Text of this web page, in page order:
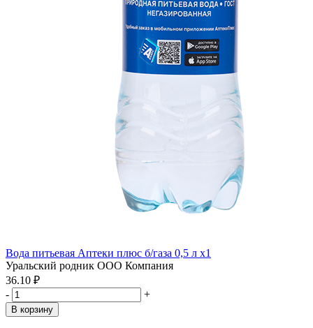
Вода питьевая Аптеки плюс б/газа 0,5 л x1
Уральский родник ООО Компания
36.10 ₽
-
+
В корзину